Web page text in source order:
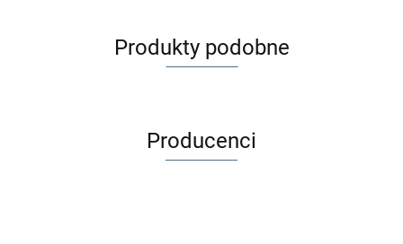
Produkty podobne
Producenci